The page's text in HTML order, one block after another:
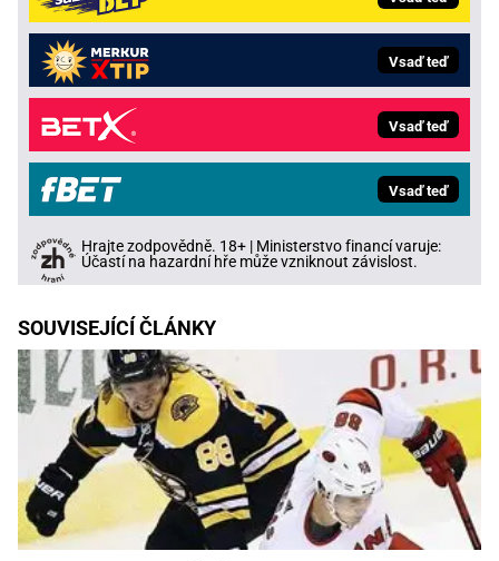
Vsaď teď
Vsaď teď
Vsaď teď
Hrajte zodpovědně. 18+ | Ministerstvo financí varuje:
Účastí na hazardní hře může vzniknout závislost.
SOUVISEJÍCÍ ČLÁNKY